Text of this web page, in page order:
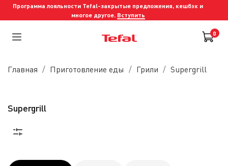
Программа лояльности Tefal-закрытые предложения, кешбэк и
многое другое. Вступить
0
Главная Приготовление еды Грили Supergrill
Supergrill